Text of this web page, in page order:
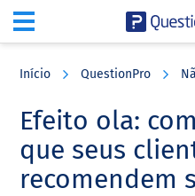
content
sidebar
Início QuestionPro
Efeito ola:
que seus
recomendem